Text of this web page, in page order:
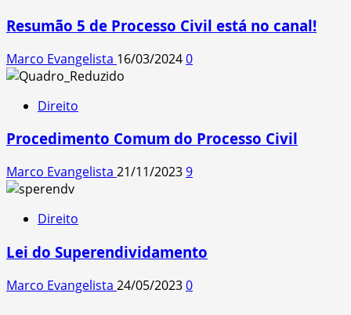
Resumão 5 de Processo Civil está no canal!
Marco Evangelista 16/03/20240
Direito
Procedimento Comum do Processo Civil
Marco Evangelista 21/11/20239
Direito
Lei do Superendividamento
Marco Evangelista 24/05/20230